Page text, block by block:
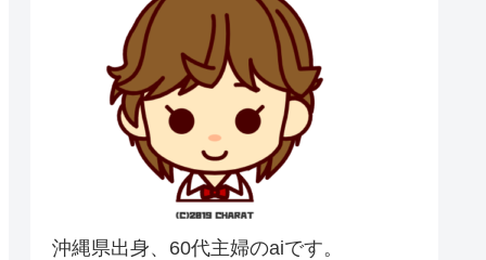
沖縄県出身、60代主婦のaiです。